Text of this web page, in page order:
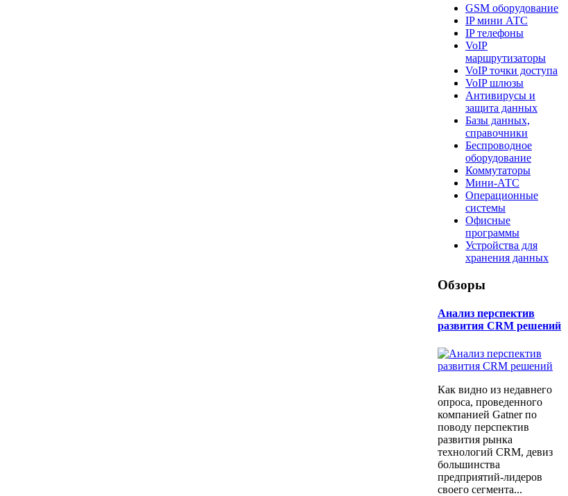
GSM оборудование
IP мини АТС
IP телефоны
VoIP
маршрутизаторы
VoIP точки доступа
VoIP шлюзы
Антивирусы и
защита данных
Базы данных,
справочники
Беспроводное
оборудование
Коммутаторы
Мини-АТС
Операционные
системы
Офисные
программы
Устройства для
хранения данных
Обзоры
Анализ перспектив
развития CRM решений
Как видно из недавнего
опроса, проведенного
компанией Gatner по
поводу перспектив
развития рынка
технологий CRM, девиз
большинства
предприятий-лидеров
своего сегмента...